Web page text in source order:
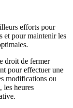
efforts pour
et pour maintenir les
droit de fermer
pour effectuer une
modifications ou
les heures